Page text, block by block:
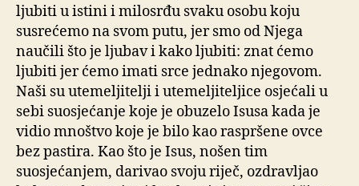
ljubiti u istini i milosrđu svaku osobu koju
susrećemo na svom putu, jer smo od Njega
naučili što je ljubav i kako ljubiti: znat ćemo
ljubiti jer ćemo imati srce jednako njegovom.
Naši su utemeljitelji i utemeljiteljice osjećali u
sebi suosjećanje koje je obuzelo Isusa kada je
vidio mnoštvo koje je bilo kao raspršene ovce
bez pastira. Kao što je Isus, nošen tim
suosjećanjem, darivao svoju riječ, ozdravljao